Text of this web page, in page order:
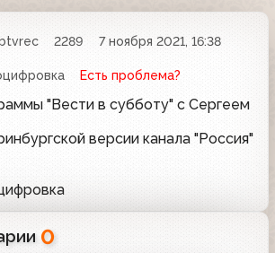
2289
7 ноября 2021, 16:38
Есть проблема?
"Вести в субботу" с Сергеем
версии канала "Россия"
0